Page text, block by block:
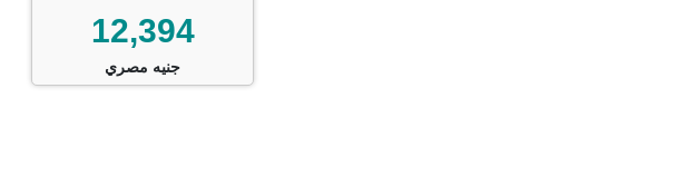
12,394
جنيه مصري